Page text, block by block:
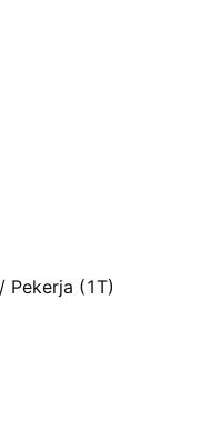
Pekerja (1T)